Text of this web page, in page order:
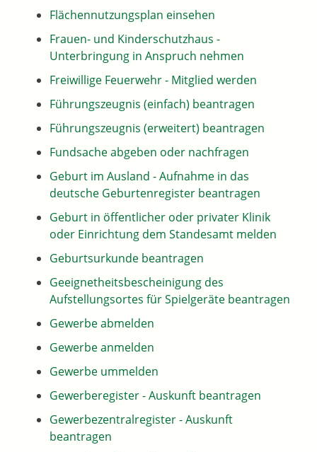
Flächennutzungsplan einsehen
Frauen- und Kinderschutzhaus -
Unterbringung in Anspruch nehmen
Freiwillige Feuerwehr - Mitglied werden
Führungszeugnis (einfach) beantragen
Führungszeugnis (erweitert) beantragen
Fundsache abgeben oder nachfragen
Geburt im Ausland - Aufnahme in das
deutsche Geburtenregister beantragen
Geburt in öffentlicher oder privater Klinik
oder Einrichtung dem Standesamt melden
Geburtsurkunde beantragen
Geeignetheitsbescheinigung des
Aufstellungsortes für Spielgeräte beantragen
Gewerbe abmelden
Gewerbe anmelden
Gewerbe ummelden
Gewerberegister - Auskunft beantragen
Gewerbezentralregister - Auskunft
beantragen